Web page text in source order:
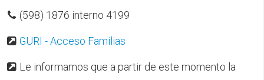
Inspecciones
Programas
(598) 1876 interno 4199
GURI - Acceso Familias
Le informamos que a partir de este momento la